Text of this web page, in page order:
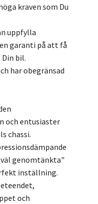
kraven som Du
uppfylla
garanti på att få
bil.
har obegränsad
och entusiaster
chassi.
genomtänkta"
inställning.
och